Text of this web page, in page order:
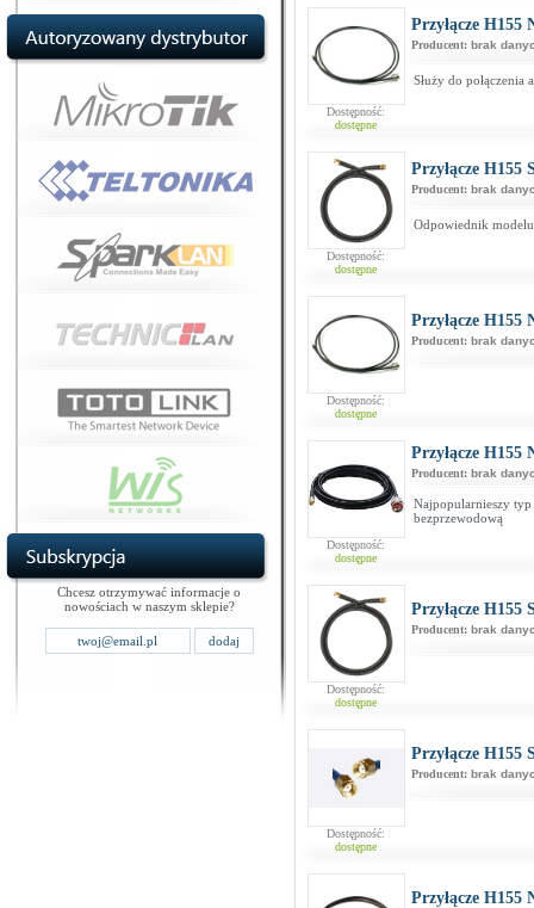
Chcesz otrzymywać informacje o
nowościach w naszym sklepie?
Dostępność:
dostępne
Przyłącze
Producent: brak
Służy do
Dostępność:
dostępne
Przyłącze
Producent: brak
Odpowiednik
Dostępność:
dostępne
Przyłącze
Producent: brak
Dostępność:
dostępne
Przyłącze
Producent: brak
Najpopularnieszy typ
bezprzewodową
Dostępność:
dostępne
Przyłącze
Producent: brak
Dostępność:
dostępne
Przyłącze
Producent: brak
Przyłącze